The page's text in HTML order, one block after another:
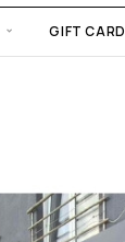
GIFT CARD